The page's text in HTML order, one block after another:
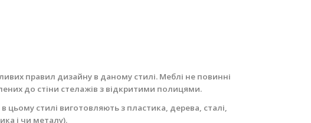
правил дизайну в даному стилі. Меблі не повинні
до стіни стелажів з відкритими полицями.
цьому стилі виготовляють з пластика, дерева, сталі,
і чи металу).